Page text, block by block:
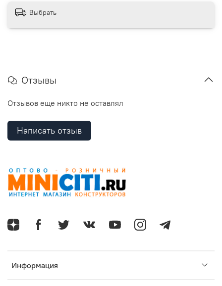
Выбрать
Отзывы
Отзывов еще никто не оставлял
Написать отзыв
Информация